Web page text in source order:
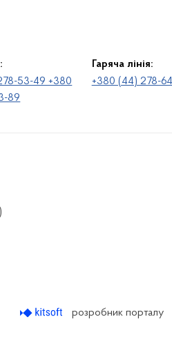
53-49 +380
89
Гаряча лінія:
+380 (44) 278-
розробник порталу